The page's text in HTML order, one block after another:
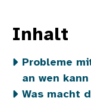
Inhalt
Probleme
an wen
Was macht